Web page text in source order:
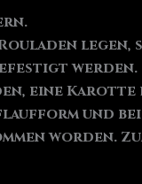
werden.
eine
und
worden.